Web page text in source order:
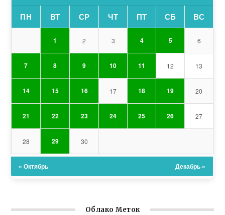
ПН ВТ СР ЧТ ПТ СБ ВС
1 2 3 4 5 6
7 8 9 10 11 12 13
14 15 16 17 18 19 20
21 22 23 24 25 26 27
28 29 30
« Октябрь Декабрь »
Облако Меток